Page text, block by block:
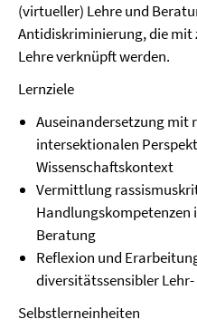
(virtueller) Lehre und
Antidiskriminierung, die
Lehre verknüpft werden.
Lernziele
Auseinandersetzung mit
intersektionalen
Wissenschaftskontext
Vermittlung
Handlungskompetenzen
Beratung
Reflexion und
diversitätssensibler
Selbstlerneinheiten